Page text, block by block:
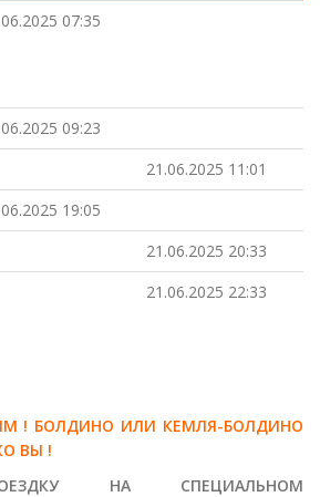
07:35
09:23
21.06.2025 11:01
19:05
21.06.2025 20:33
21.06.2025 22:33
! БОЛДИНО ИЛИ КЕМЛЯ-БОЛДИНО
ВЫ !
НА СПЕЦИАЛЬНОМ